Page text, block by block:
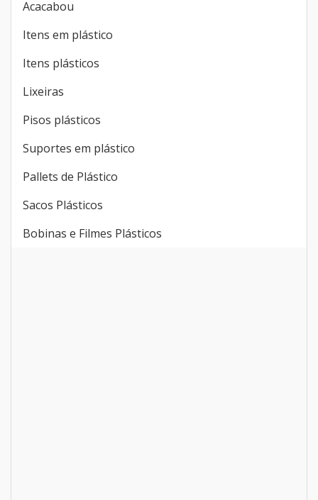
Acacabou
Itens em plástico
Itens plásticos
Lixeiras
Pisos plásticos
Suportes em plástico
Pallets de Plástico
Sacos Plásticos
Bobinas e Filmes Plásticos